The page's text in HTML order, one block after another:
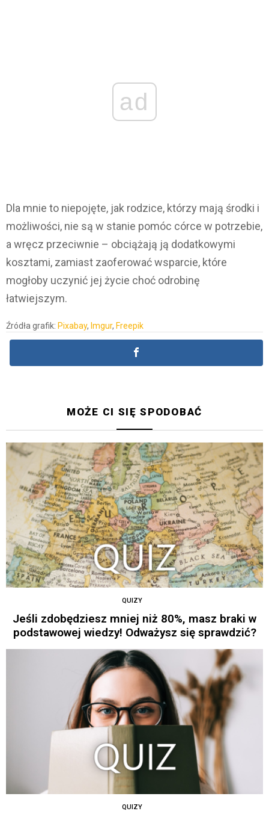
ad
Dla mnie to niepojęte, jak rodzice, którzy mają środki i
możliwości, nie są w stanie pomóc córce w potrzebie,
a wręcz przeciwnie – obciążają ją dodatkowymi
kosztami, zamiast zaoferować wsparcie, które
mogłoby uczynić jej życie choć odrobinę
łatwiejszym.
Źródła grafik: Pixabay, Imgur, Freepik
MOŻE CI SIĘ SPODOBAĆ
QUIZY
Jeśli zdobędziesz mniej niż 80%, masz braki w
podstawowej wiedzy! Odważysz się sprawdzić?
QUIZY